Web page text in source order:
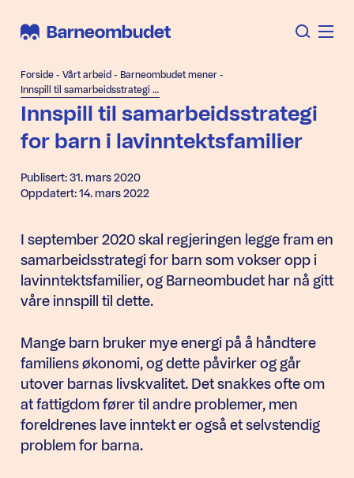
Forside - Vårt arbeid - Barneombudet mener -
Innspill til samarbeidsstrategi for barn i lavinntektsfamilier
Innspill til samarbeidsstrategi
for barn i lavinntektsfamilier
Publisert: 31. mars 2020
Oppdatert: 14. mars 2022
I september 2020 skal regjeringen legge fram en
samarbeidsstrategi for barn som vokser opp i
lavinntektsfamilier, og Barneombudet har nå gitt
våre innspill til dette.
Mange barn bruker mye energi på å håndtere
familiens økonomi, og dette påvirker og går
utover barnas livskvalitet. Det snakkes ofte om
at fattigdom fører til andre problemer, men
foreldrenes lave inntekt er også et selvstendig
problem for barna.